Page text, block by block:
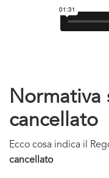
Normativa
cancellato
Ecco cosa indica il
cancellato